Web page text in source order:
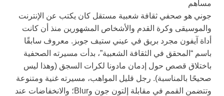
مساهم
جوني هو صحفي ثقافة شعبية مستقل كان يكتب عن الإنترنت
والموسيقى وكرة القدم والأشخاص المشهورين منذ أن كانت
أداة آيفون مجرد بريق في عيني ستيف جوبز. معروف سابقًا
باسم “المحقق في الثقافة الشعبية”، بدأت مسيرته الصحفية
باختلاق قصص حول إدمان مادونا لكرات السجق (وهذا ليس
صحيحًا بالمناسبة). رجل قليل المواهب، مسيرته غنية ومتنوعة
وتتضمن القمم في مقابلة إلتون جون وBlur؛ والانخفاضات عند